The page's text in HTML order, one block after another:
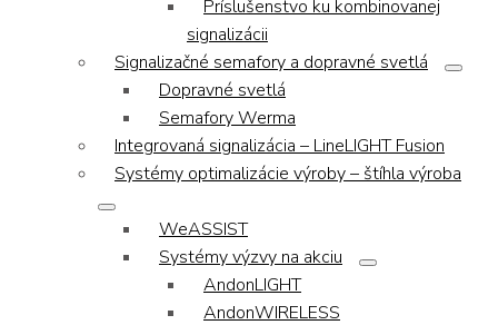
Príslušenstvo ku kombinovanej
signalizácii
Signalizačné semafory a dopravné svetlá
Dopravné svetlá
Semafory Werma
Integrovaná signalizácia – LineLIGHT Fusion
Systémy optimalizácie výroby – štíhla výroba
WeASSIST
Systémy výzvy na akciu
AndonLIGHT
AndonWIRELESS